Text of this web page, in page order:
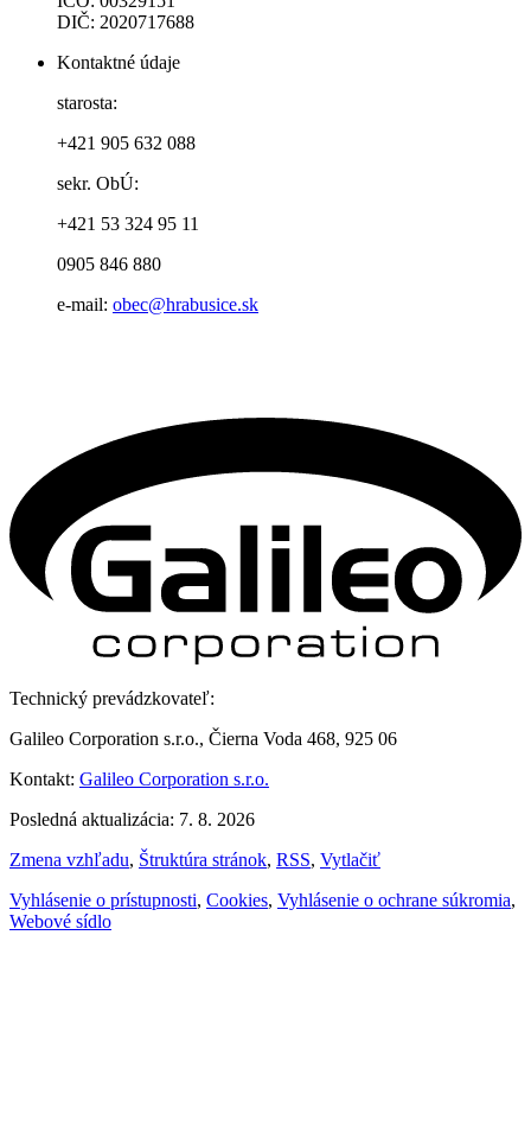
DIČ: 2020717688
Kontaktné údaje
starosta:
+421 905 632 088
sekr. ObÚ:
+421 53 324 95 11
0905 846 880
e-mail: obec@hrabusice.sk
Technický prevádzkovateľ:
Galileo Corporation s.r.o., Čierna Voda 468, 925 06
Kontakt: Galileo Corporation s.r.o.
Posledná aktualizácia: 7. 8. 2026
Zmena vzhľadu, Štruktúra stránok, RSS, Vytlačiť
Vyhlásenie o prístupnosti, Cookies, Vyhlásenie o ochrane súkromia,
Webové sídlo